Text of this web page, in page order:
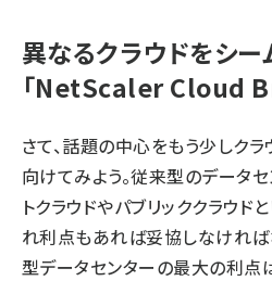
ai crunch (1347)
異なるクラウドをシ
「NetScaler Cloud
さて、話題の中心をもう少しクラ
向けてみよう。従来型のデータ
トクラウドやパブリッククラウド
れ利点もあれば妥協しなければ
型データセンターの最大の利点